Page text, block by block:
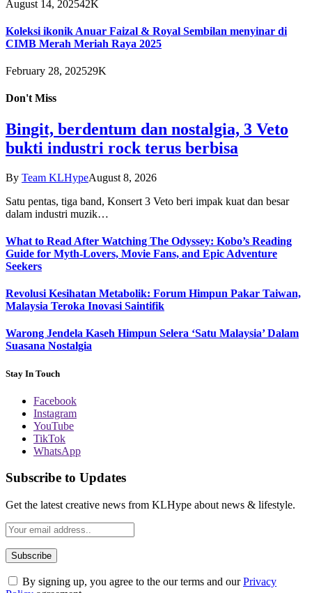
August 14, 202542K
Koleksi ikonik Anuar Faizal & Royal Sembilan menyinar di
CIMB Merah Meriah Raya 2025
February 28, 202529K
Don't Miss
Bingit, berdentum dan nostalgia, 3 Veto
bukti industri rock terus berbisa
By Team KLHypeAugust 8, 2026
Satu pentas, tiga band, Konsert 3 Veto beri impak kuat dan besar
dalam industri muzik…
What to Read After Watching The Odyssey: Kobo’s Reading
Guide for Myth-Lovers, Movie Fans, and Epic Adventure
Seekers
Revolusi Kesihatan Metabolik: Forum Himpun Pakar Taiwan,
Malaysia Teroka Inovasi Saintifik
Warong Jendela Kaseh Himpun Selera ‘Satu Malaysia’ Dalam
Suasana Nostalgia
Stay In Touch
Facebook
Instagram
YouTube
TikTok
WhatsApp
Subscribe to Updates
Get the latest creative news from KLHype about news & lifestyle.
By signing up, you agree to the our terms and ourPrivacy